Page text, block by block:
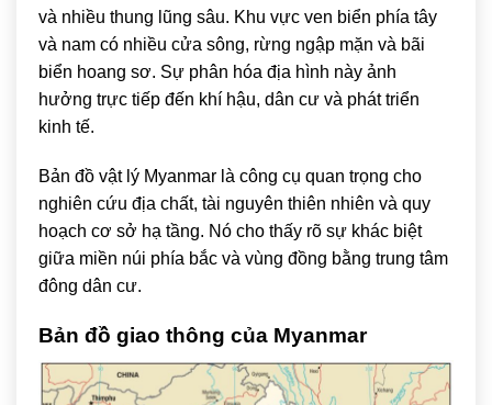
và nhiều thung lũng sâu. Khu vực ven biển phía tây
và nam có nhiều cửa sông, rừng ngập mặn và bãi
biển hoang sơ. Sự phân hóa địa hình này ảnh
hưởng trực tiếp đến khí hậu, dân cư và phát triển
kinh tế.
Bản đồ vật lý Myanmar là công cụ quan trọng cho
nghiên cứu địa chất, tài nguyên thiên nhiên và quy
hoạch cơ sở hạ tầng. Nó cho thấy rõ sự khác biệt
giữa miền núi phía bắc và vùng đồng bằng trung tâm
đông dân cư.
Bản đồ giao thông của Myanmar